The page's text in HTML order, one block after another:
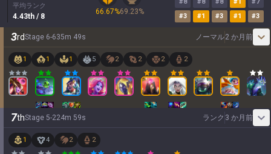
平均ランク
4.43th / 8
66.67%69.23%
#3 #1 #3 #1 #3
3rdStage 6-635m 49s ノーマル2 か月前
1 1 1 5 2 2 2 2
7thStage 5-224m 59s ランク 3 か月前
1 4 2 2